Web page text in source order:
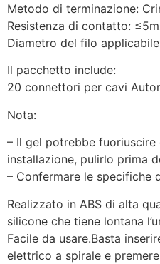
Metodo di terminazione:
Resistenza di contatto:
Diametro del filo
Il pacchetto include:
20 connettori per cavi
Nota:
– Il gel potrebbe
installazione, pulirlo prima
– Confermare le specifiche
Realizzato in ABS di alta
silicone che tiene lontana
Facile da usare.Basta
elettrico a spirale e